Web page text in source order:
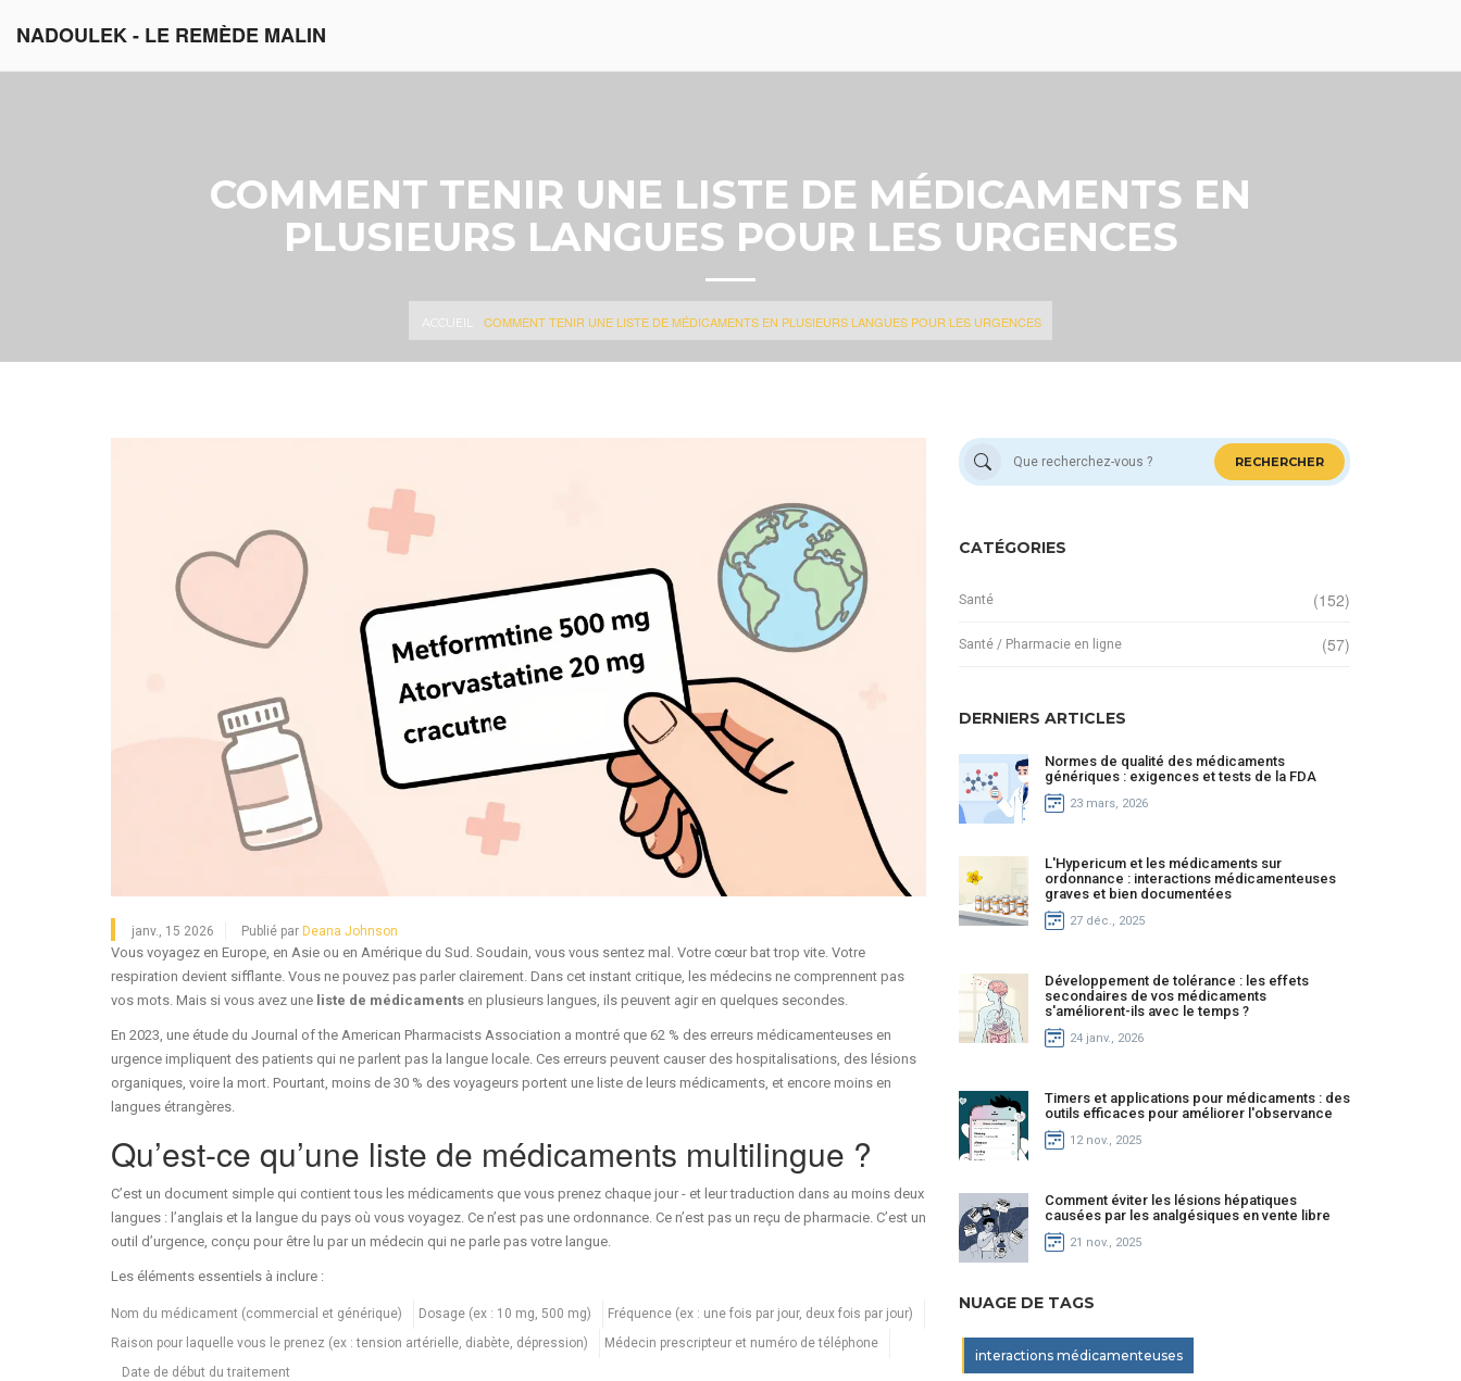
NADOULEK - LE REMÈDE MALIN
COMMENT TENIR UNE LISTE DE MÉDICAMENTS EN
PLUSIEURS LANGUES POUR LES URGENCES
ACCUEIL COMMENT TENIR UNE LISTE DE MÉDICAMENTS EN PLUSIEURS LANGUES POUR LES URGENCES
janv., 15 2026 Publié par Deana Johnson
Vous voyagez en Europe, en Asie ou en Amérique du Sud. Soudain, vous vous sentez mal. Votre cœur bat trop vite. Votre
respiration devient sifflante. Vous ne pouvez pas parler clairement. Dans cet instant critique, les médecins ne comprennent pas
vos mots. Mais si vous avez une liste de médicaments en plusieurs langues, ils peuvent agir en quelques secondes.
En 2023, une étude du Journal of the American Pharmacists Association a montré que 62 % des erreurs médicamenteuses en
urgence impliquent des patients qui ne parlent pas la langue locale. Ces erreurs peuvent causer des hospitalisations, des lésions
organiques, voire la mort. Pourtant, moins de 30 % des voyageurs portent une liste de leurs médicaments, et encore moins en
langues étrangères.
Qu’est-ce qu’une liste de médicaments multilingue ?
C’est un document simple qui contient tous les médicaments que vous prenez chaque jour - et leur traduction dans au moins deux
langues : l’anglais et la langue du pays où vous voyagez. Ce n’est pas une ordonnance. Ce n’est pas un reçu de pharmacie. C’est un
outil d’urgence, conçu pour être lu par un médecin qui ne parle pas votre langue.
Les éléments essentiels à inclure :
Nom du médicament (commercial et générique) Dosage (ex : 10 mg, 500 mg)
Fréquence (ex : une fois par jour, deux fois par jour)
Raison pour laquelle vous le prenez (ex : tension artérielle, diabète, dépression)
Médecin prescripteur et numéro de téléphone
Date de début du traitement
RECHERCHER
CATÉGORIES
Santé (152)
Santé / Pharmacie en ligne (57)
DERNIERS ARTICLES
Normes de qualité des médicaments
génériques : exigences et tests de la FDA
23 mars, 2026
L'Hypericum et les médicaments sur
ordonnance : interactions médicamenteuses
graves et bien documentées
27 déc., 2025
Développement de tolérance : les effets
secondaires de vos médicaments
s'améliorent-ils avec le temps ?
24 janv., 2026
Timers et applications pour médicaments : des
outils efficaces pour améliorer l'observance
12 nov., 2025
Comment éviter les lésions hépatiques
causées par les analgésiques en vente libre
21 nov., 2025
NUAGE DE TAGS
interactions médicamenteuses